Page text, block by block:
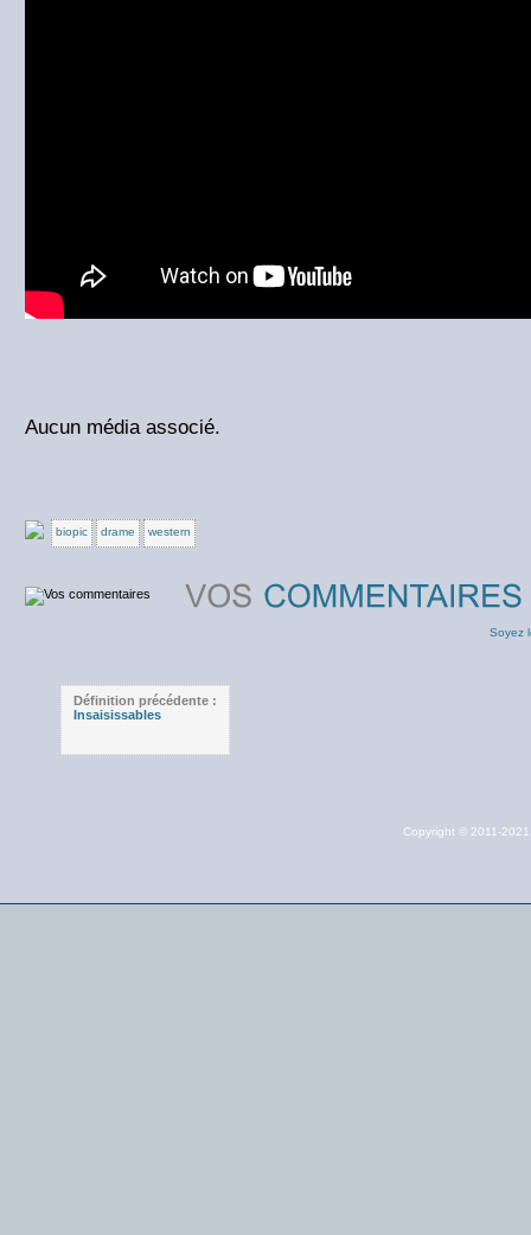
Aucun média associé.
biopic drame western
Soyez
Définition précédente :
Insaisissables
Copyright © 2011-